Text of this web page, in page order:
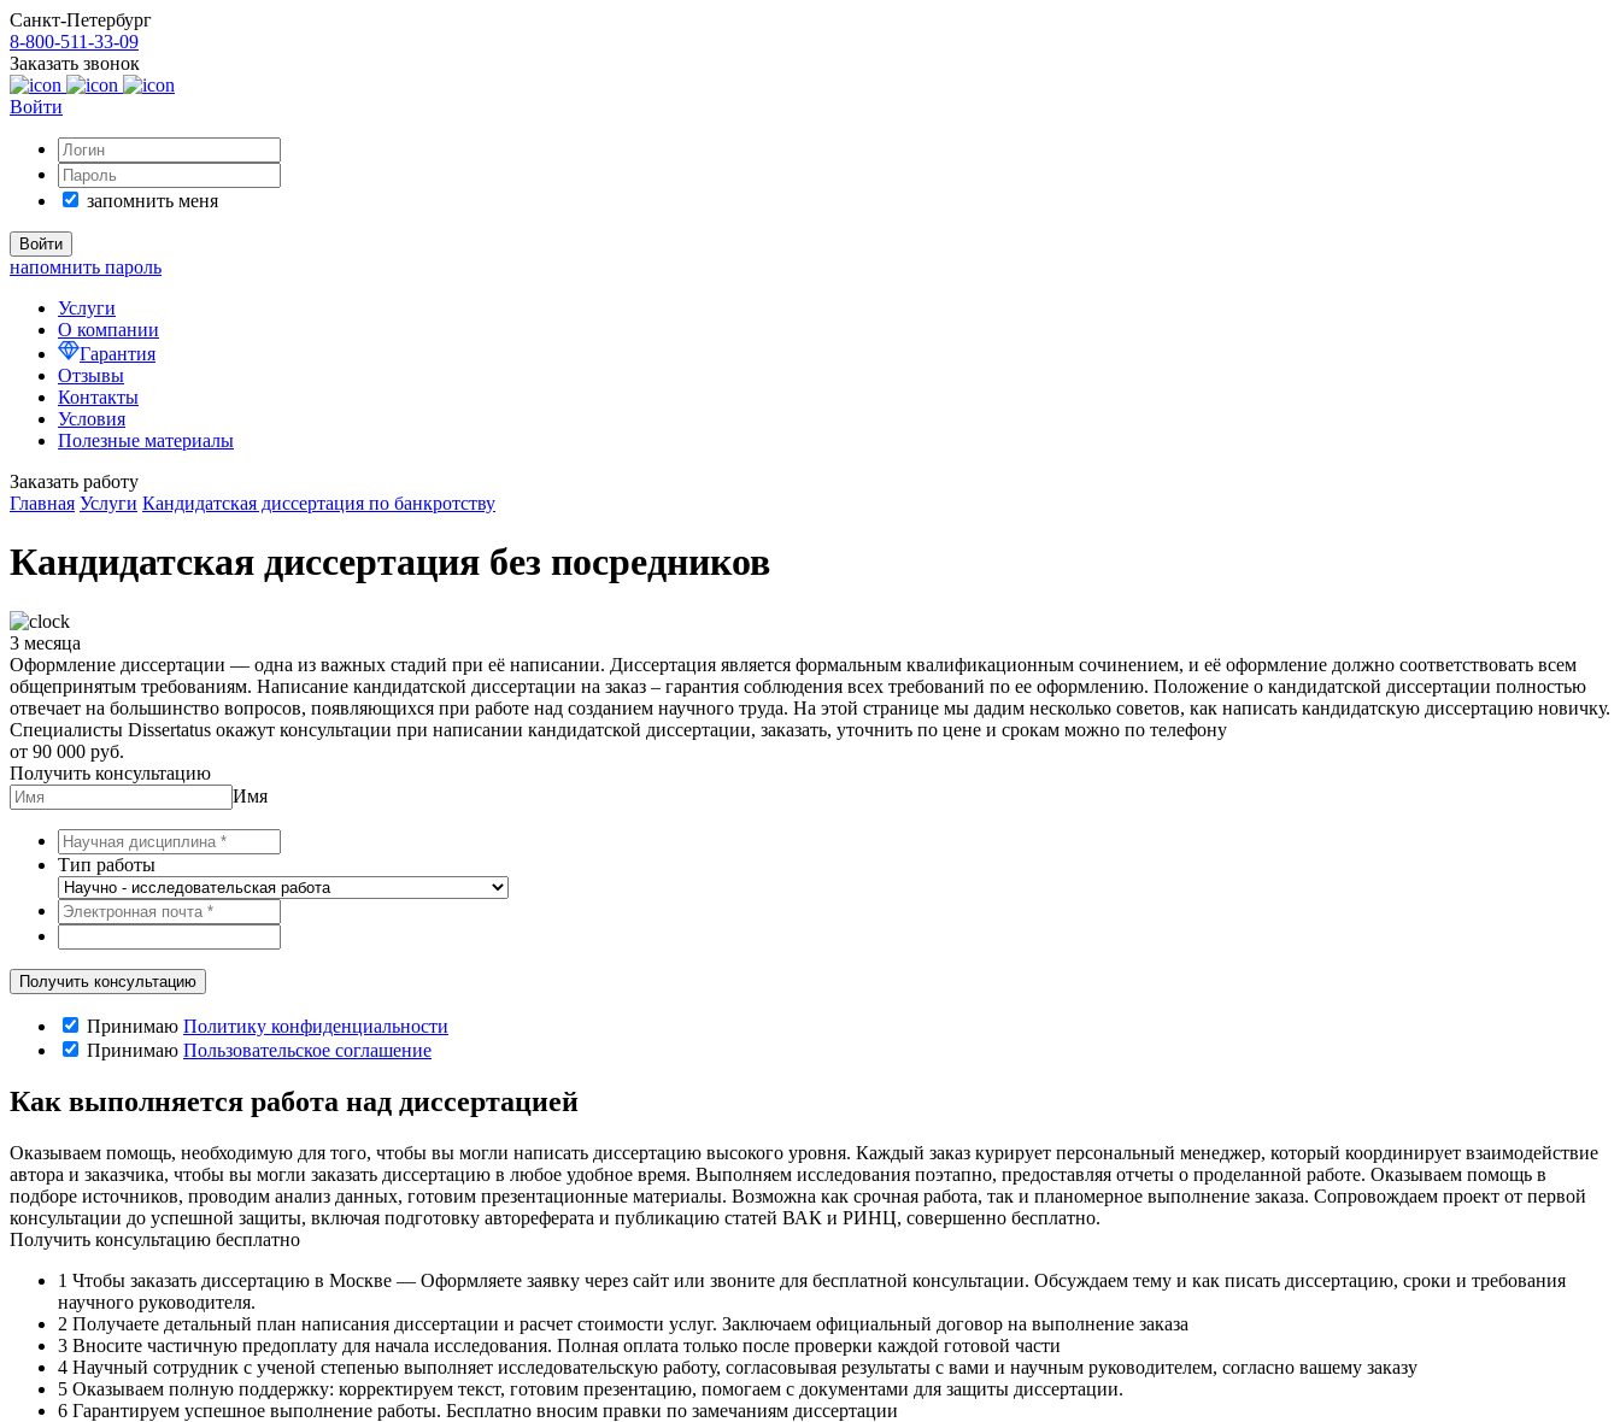
Санкт-Петербург
8-800-511-33-09
Заказать звонок
Войти
запомнить меня
напомнить пароль
Услуги
О компании
Гарантия
Отзывы
Контакты
Условия
Полезные материалы
Заказать работу
Главная Услуги Кандидатская диссертация по банкротству
Кандидатская диссертация без посредников
3 месяца
Оформление диссертации — одна из важных стадий при её написании. Диссертация является формальным квалификационным сочинением, и её оформление должно соответствовать всем
общепринятым требованиям. Написание кандидатской диссертации на заказ – гарантия соблюдения всех требований по ее оформлению. Положение о кандидатской диссертации полностью
отвечает на большинство вопросов, появляющихся при работе над созданием научного труда. На этой странице мы дадим несколько советов, как написать кандидатскую диссертацию новичку.
Специалисты Dissertatus окажут консультации при написании кандидатской диссертации, заказать, уточнить по цене и срокам можно по телефону
от 90 000 руб.
Получить консультацию
Имя
Тип работы
Принимаю Политику конфиденциальности
Принимаю Пользовательское соглашение
Как выполняется работа над диссертацией
Оказываем помощь, необходимую для того, чтобы вы могли написать диссертацию высокого уровня. Каждый заказ курирует персональный менеджер, который координирует взаимодействие
автора и заказчика, чтобы вы могли заказать диссертацию в любое удобное время. Выполняем исследования поэтапно, предоставляя отчеты о проделанной работе. Оказываем помощь в
подборе источников, проводим анализ данных, готовим презентационные материалы. Возможна как срочная работа, так и планомерное выполнение заказа. Сопровождаем проект от первой
консультации до успешной защиты, включая подготовку автореферата и публикацию статей ВАК и РИНЦ, совершенно бесплатно.
Получить консультацию бесплатно
1 Чтобы заказать диссертацию в Москве — Оформляете заявку через сайт или звоните для бесплатной консультации. Обсуждаем тему и как писать диссертацию, сроки и требования
научного руководителя.
2 Получаете детальный план написания диссертации и расчет стоимости услуг. Заключаем официальный договор на выполнение заказа
3 Вносите частичную предоплату для начала исследования. Полная оплата только после проверки каждой готовой части
4 Научный сотрудник с ученой степенью выполняет исследовательскую работу, согласовывая результаты с вами и научным руководителем, согласно вашему заказу
5 Оказываем полную поддержку: корректируем текст, готовим презентацию, помогаем с документами для защиты диссертации.
6 Гарантируем успешное выполнение работы. Бесплатно вносим правки по замечаниям диссертации